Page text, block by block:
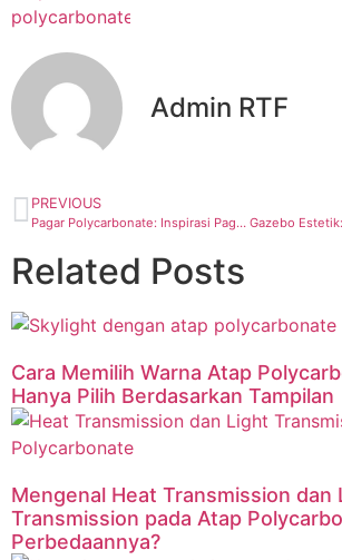
Admin RTF
PREVIOUS
Pagar Polycarbonate: Inspirasi Pagar Rumah Estetik
Related Posts
Cara Memilih Warna Atap
Hanya Pilih Berdasarkan Tampilan
Mengenal Heat Transmission dan
Transmission pada Atap
Perbedaannya?